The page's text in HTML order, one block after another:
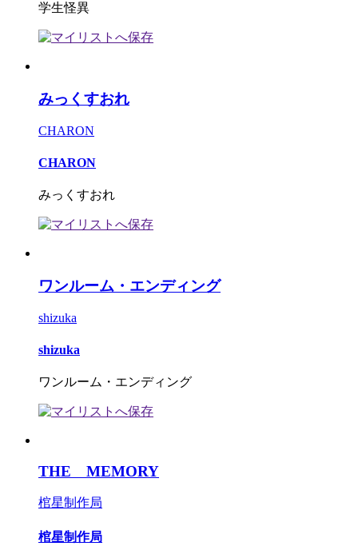
学生怪異
みっくすおれ
CHARON
CHARON
みっくすおれ
ワンルーム・エンディング
shizuka
shizuka
ワンルーム・エンディング
THE MEMORY
棺星制作局
棺星制作局